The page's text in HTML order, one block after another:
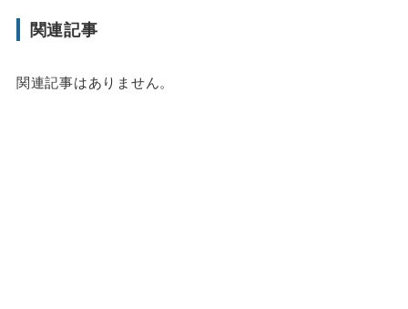
関連記事
関連記事はありません。